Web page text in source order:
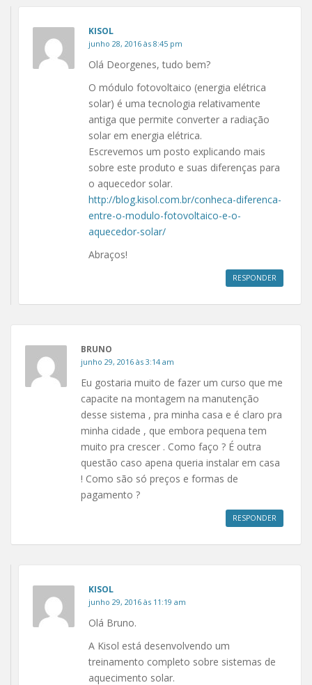
KISOL
junho 28, 2016 às 8:45 pm
Olá Deorgenes, tudo bem?
O módulo fotovoltaico (energia elétrica
solar) é uma tecnologia relativamente
antiga que permite converter a radiação
solar em energia elétrica.
Escrevemos um posto explicando mais
sobre este produto e suas diferenças para
o aquecedor solar.
http://blog.kisol.com.br/conheca-diferenca-
entre-o-modulo-fotovoltaico-e-o-
aquecedor-solar/
Abraços!
RESPONDER
BRUNO
junho 29, 2016 às 3:14 am
Eu gostaria muito de fazer um curso que me
capacite na montagem na manutenção
desse sistema , pra minha casa e é claro pra
minha cidade , que embora pequena tem
muito pra crescer . Como faço ? É outra
questão caso apena queria instalar em casa
! Como são só preços e formas de
pagamento ?
RESPONDER
KISOL
junho 29, 2016 às 11:19 am
Olá Bruno.
A Kisol está desenvolvendo um
treinamento completo sobre sistemas de
aquecimento solar.